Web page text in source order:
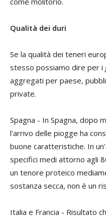
Qualità dei duri
Se la qualità dei teneri
stesso possiamo dire per i
aggregati per paese,
private.
Spagna - In Spagna, dopo
l'arrivo delle piogge ha
buone caratteristiche. In
specifici medi attorno agli
un tenore proteico
sostanza secca, non è un
Italia e Francia - Risultato